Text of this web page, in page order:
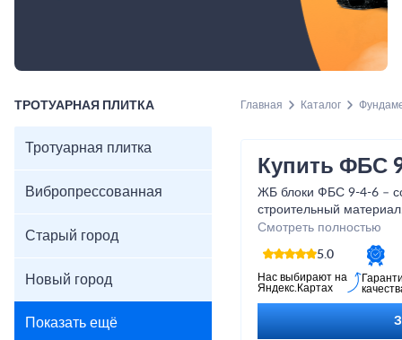
ТРОТУАРНАЯ ПЛИТКА
Тротуарная плитка
Вибропрессованная
Старый город
Новый город
Показать ещё
Главная Каталог
Купить ФБС
ЖБ блоки ФБС 9-4-6 –
строительный
ГОСТ 13579-78 из
стальными прутьями.
блочных ленточных
объекты,
дорожном
Смотреть полностью
5.0
Нас выбирают на
Яндекс.Картах